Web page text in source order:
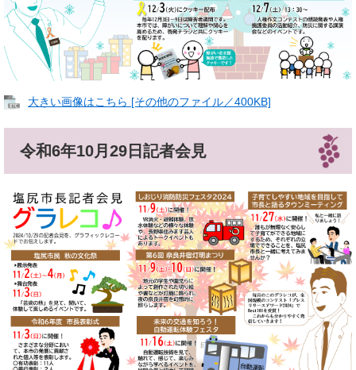
大きい画像はこちら [その他のファイル／400KB]
令和6年10月29日記者会見